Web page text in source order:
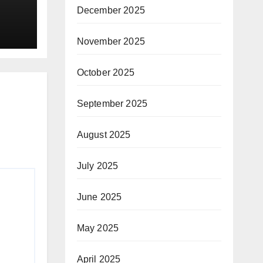
December 2025
November 2025
October 2025
September 2025
August 2025
July 2025
June 2025
May 2025
April 2025